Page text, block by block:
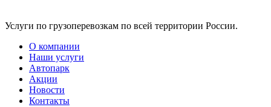
Услуги по грузоперевозкам по всей территории России.
О компании
Наши услуги
Автопарк
Акции
Новости
Контакты